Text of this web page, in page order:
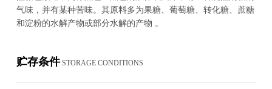
气味，并有某种苦味。其原料多为果糖、葡萄糖、转化糖、蔗糖
和淀粉的水解产物或部分水解的产物 。
贮存条件 STOR­AGE CON­DI­TIONS